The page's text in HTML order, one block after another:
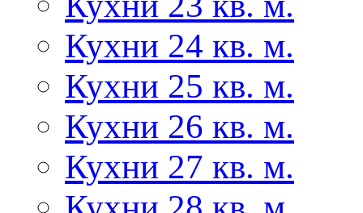
Кухни 24 кв. м.
Кухни 25 кв. м.
Кухни 26 кв. м.
Кухни 27 кв. м.